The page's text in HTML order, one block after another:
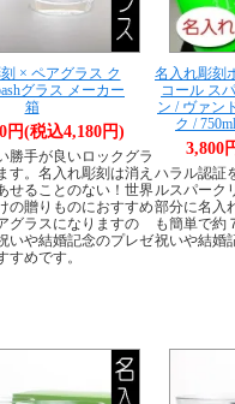
× ペアグラス ク
グラス メーカー
箱
円(税込4,180円)
勝手が良いロックグラ
す。名入れ彫刻は消え
せることのない！世界
の贈りものにおすすめ
グラスになりますの
いや結婚記念のプレゼ
すめです。
名入れ彫刻
コール ス
ン / ヴァン
ク /
3,800
ハラル認証
ルスパーク
部分に名入
も簡単で約
祝いや結婚